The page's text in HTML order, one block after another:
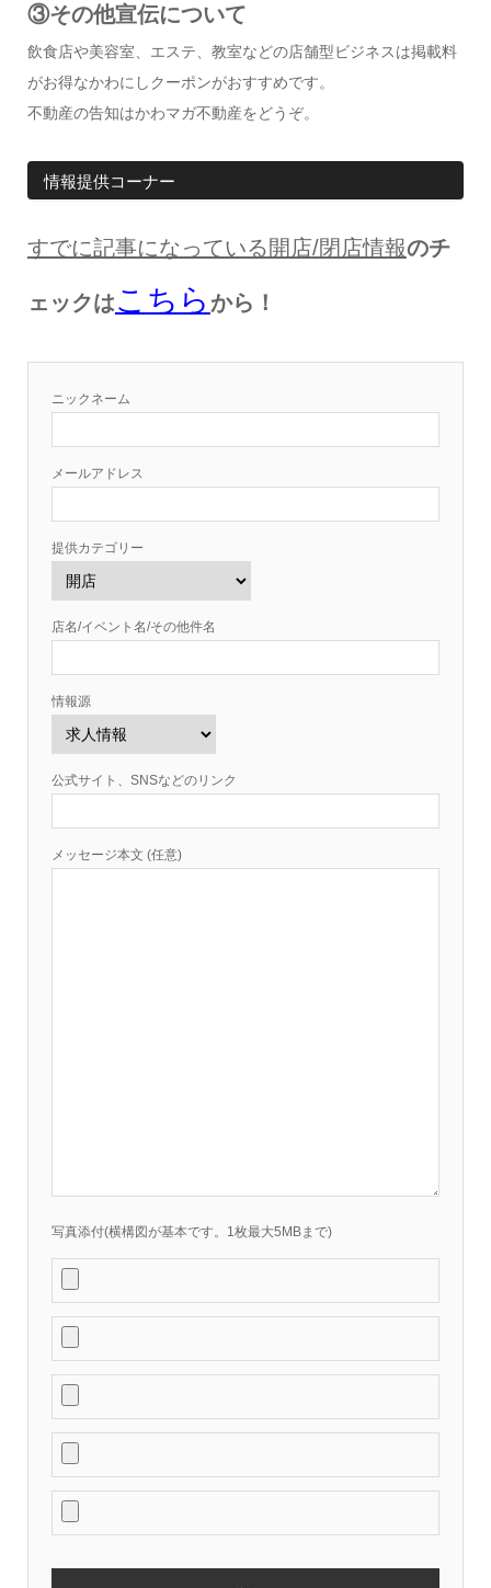
③その他宣伝について
飲食店や美容室、エステ、教室などの店舗型ビジネスは掲載料
がお得なかわにしクーポンがおすすめです。
不動産の告知はかわマガ不動産をどうぞ。
情報提供コーナー
すでに記事になっている開店/閉店情報のチ
ェックはこちら から！
ニックネーム
メールアドレス
提供カテゴリー
店名/イベント名/その他件名
情報源
公式サイト、SNSなどのリンク
メッセージ本文 (任意)
写真添付(横構図が基本です。1枚最大5MBまで)